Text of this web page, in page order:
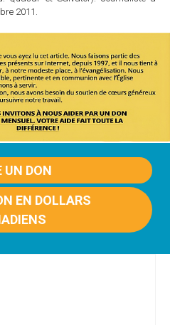
2011.
UN DON
EN DOLLARS